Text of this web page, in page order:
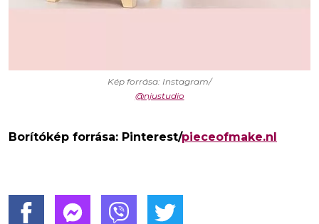
Kép forrása: Instagram/
@njustudio
Borítókép forrása: Pinterest/pieceofmake.nl